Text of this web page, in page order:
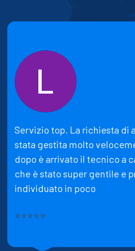
Servizio top. La richiesta di
stata gestita molto
dopo è arrivato il tecnico a
che è stato super gentile e
individuato in poco
⭐⭐⭐⭐⭐